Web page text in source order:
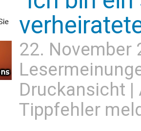
22. November
Druckansicht |
Tippfehler